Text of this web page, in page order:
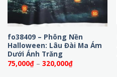
fo38409 – Phông Nền
Halloween: Lâu Đài Ma Ám
Dưới Ánh Trăng
75,000₫ – 320,000₫Khoảng
giá: